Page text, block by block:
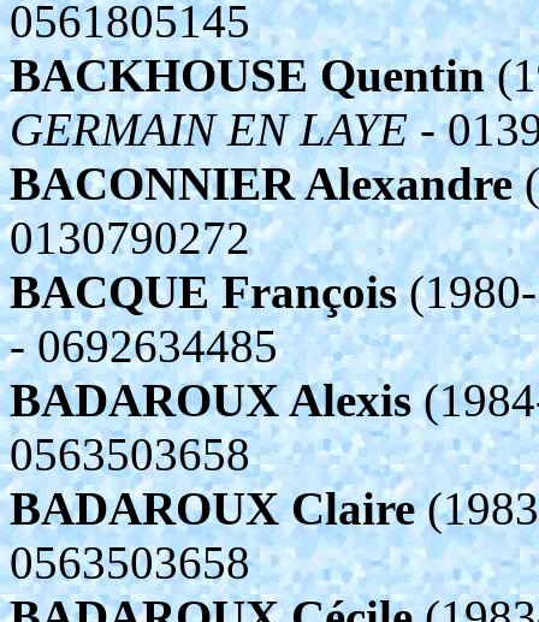
0561805145
BACKHOUSE Quentin
GERMAIN EN LAYE-
BACONNIER Alexandre
0130790272
BACQUE François
- 0692634485
BADAROUX Alexis
0563503658
BADAROUX Claire
0563503658